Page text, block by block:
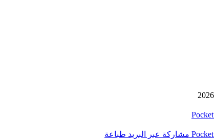
‫Pocket
‫Pocket مشاركة عبر البريد طباعة